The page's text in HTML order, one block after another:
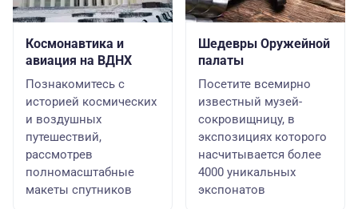
Космонавтика и
авиация на ВДНХ
Познакомитесь с
историей космических
и воздушных
путешествий,
рассмотрев
полномасштабные
макеты спутников
Шедевры Оружейной
палаты
Посетите всемирно
известный музей-
сокровищницу, в
экспозициях которого
насчитывается более
4000 уникальных
экспонатов